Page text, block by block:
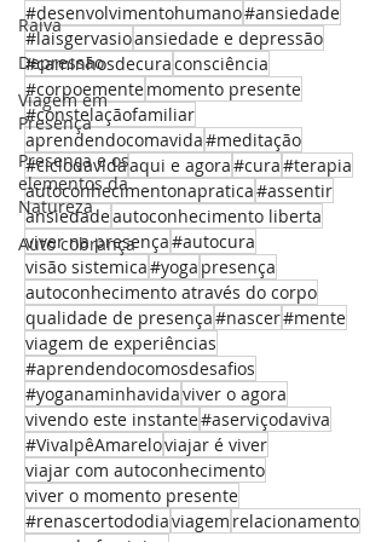
Raiva
Depressão
Viagem em
Presença
Presença e os
elementos da
Natureza
Auto cobrança
#desenvolvimentohumano#ansiedade
#laisgervasioansiedade e depressão
#caminhosdecuraconsciência
#corpoementemomento presente
#constelaçãofamiliar
aprendendocomavida#meditação
#ciclodavidaaqui e agora#cura#terapia
autoconhecimentonapratica#assentir
ansiedadeautoconhecimento liberta
viver na presença#autocura
visão sistemica#yoga presença
autoconhecimento através do corpo
qualidade de presença#nascer#mente
viagem de experiências
#aprendendocomosdesafios
#yoganaminhavidaviver o agora
vivendo este instante#aserviçodaviva
#VivaIpêAmareloviajar é viver
viajar com autoconhecimento
viver o momento presente
#renascertododiaviagem relacionamento